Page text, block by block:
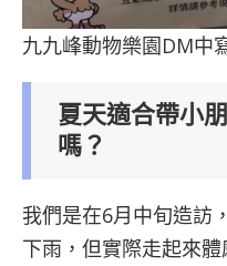
九九峰動物樂園DM中
夏天適合帶小
嗎？
我們是在6月中旬造訪
下雨，但實際走起來體